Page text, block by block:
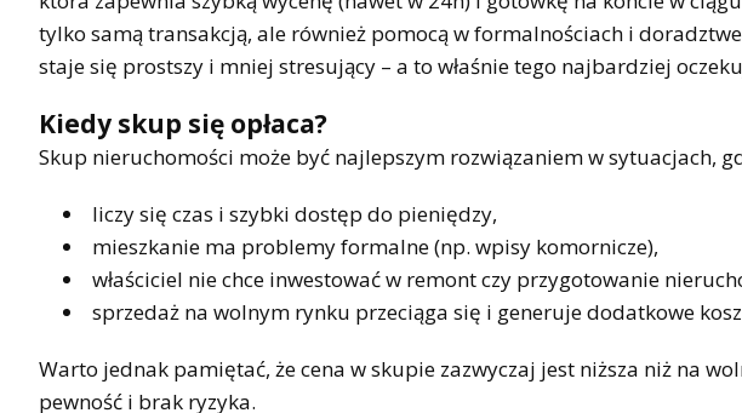
tylko samą transakcją, ale również pomocą w formalnościach i
staje się prostszy i mniej stresujący – a to właśnie tego najbardziej
Kiedy skup się opłaca?
Skup nieruchomości może być najlepszym rozwiązaniem w sytuacjach,
liczy się czas i szybki dostęp do pieniędzy,
mieszkanie ma problemy formalne (np. wpisy komornicze),
właściciel nie chce inwestować w remont czy przygotowanie
sprzedaż na wolnym rynku przeciąga się i generuje dodatkowe
Warto jednak pamiętać, że cena w skupie zazwyczaj jest niższa niż na
pewność i brak ryzyka.